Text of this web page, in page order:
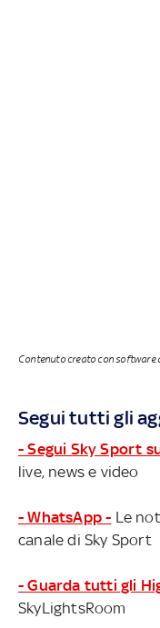
Contenuto creato con software
Segui tutti gli
- Segui Sky Sport
live, news e video
- WhatsApp - Le
canale di Sky Sport
- Guarda tutti gli
SkyLightsRoom